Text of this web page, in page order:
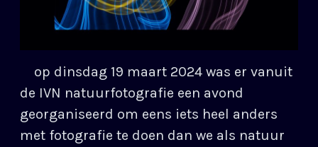
op dinsdag 19 maart 2024 was er vanuit
de IVN natuurfotografie een avond
georganiseerd om eens iets heel anders
met fotografie te doen dan we als natuur